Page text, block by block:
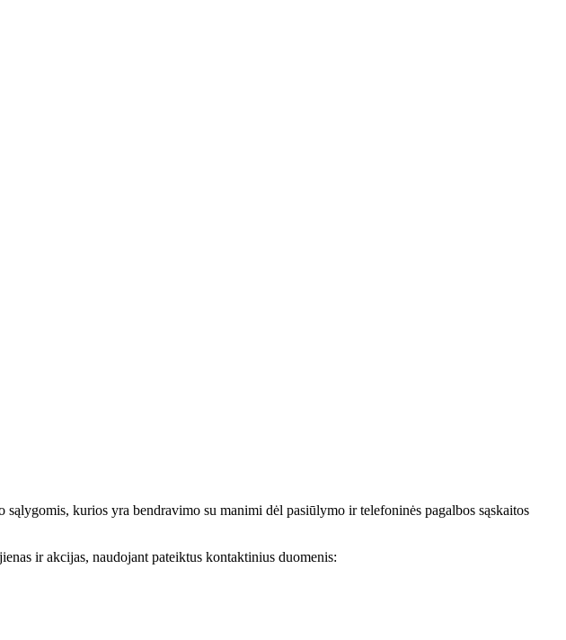
sąlygomis, kurios yra bendravimo su manimi dėl pasiūlymo ir telefoninės pagalbos sąskaitos
ir akcijas, naudojant pateiktus kontaktinius duomenis: